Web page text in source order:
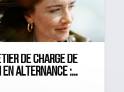
de chargé de
en alternance :...